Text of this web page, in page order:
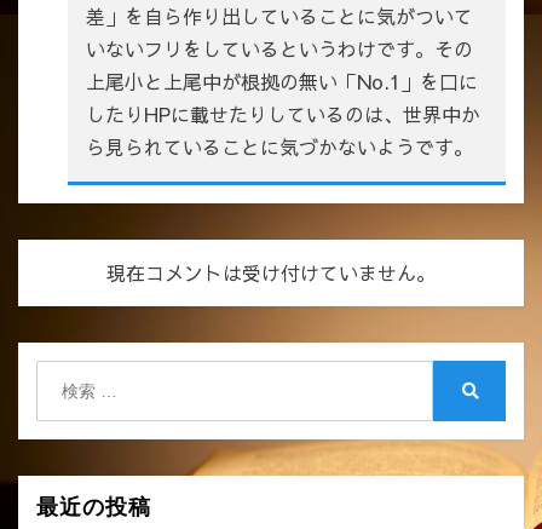
差」を自ら作り出していることに気がついて
いないフリをしているというわけです。その
上尾小と上尾中が根拠の無い「No.1」を口に
したりHPに載せたりしているのは、世界中か
ら見られていることに気づかないようです。
現在コメントは受け付けていません。
最近の投稿